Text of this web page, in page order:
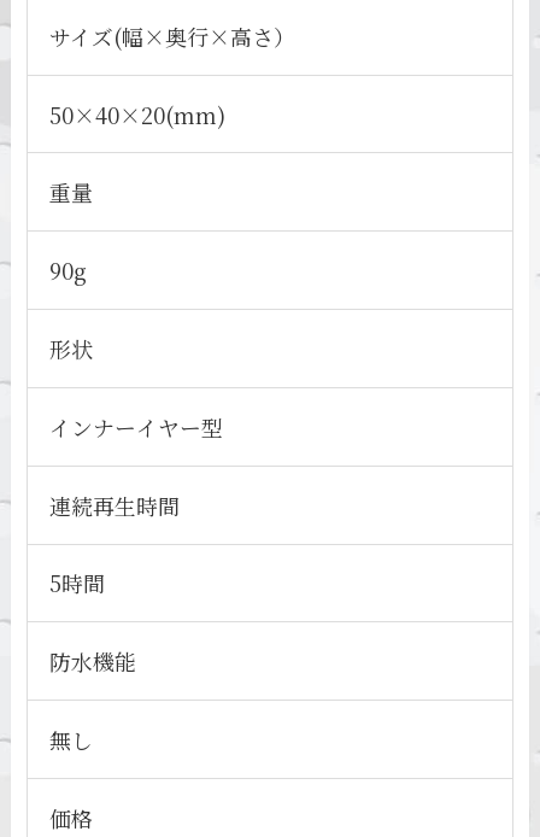
サイズ(幅×奥行×高さ）
50×40×20(mm)
重量
90g
形状
インナーイヤー型
連続再生時間
5時間
防水機能
無し
価格